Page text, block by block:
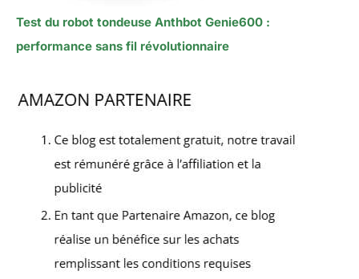
Test du robot tondeuse Anthbot Genie600 :
performance sans fil révolutionnaire